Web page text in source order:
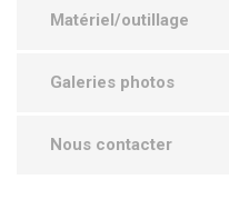
Matériel/outillage
Galeries photos
Nous contacter